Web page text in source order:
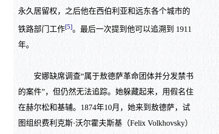
永久居留权，之后他在西伯利亚和远东各个城市的
铁路部门工作[5]。最后一次提到他可以追溯到 1911
年。
安娜缺席调查“属于敖德萨革命团体并分发禁书
的案件”，但仍然无法追踪。她躲藏起来，用假名住
在赫尔松和基辅。1874年10月，她来到敖德萨，试
图组织费利克斯·沃尔霍夫斯基（Felix Volkhovsky）